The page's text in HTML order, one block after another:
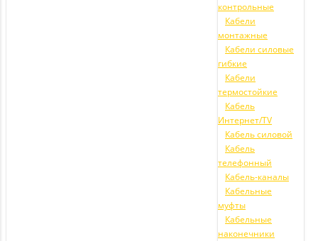
контрольные
Кабели
монтажные
Кабели силовые
гибкие
Кабели
термостойкие
Кабель
Интернет/TV
Кабель силовой
Кабель
телефонный
Кабель-каналы
Кабельные
муфты
Кабельные
наконечники